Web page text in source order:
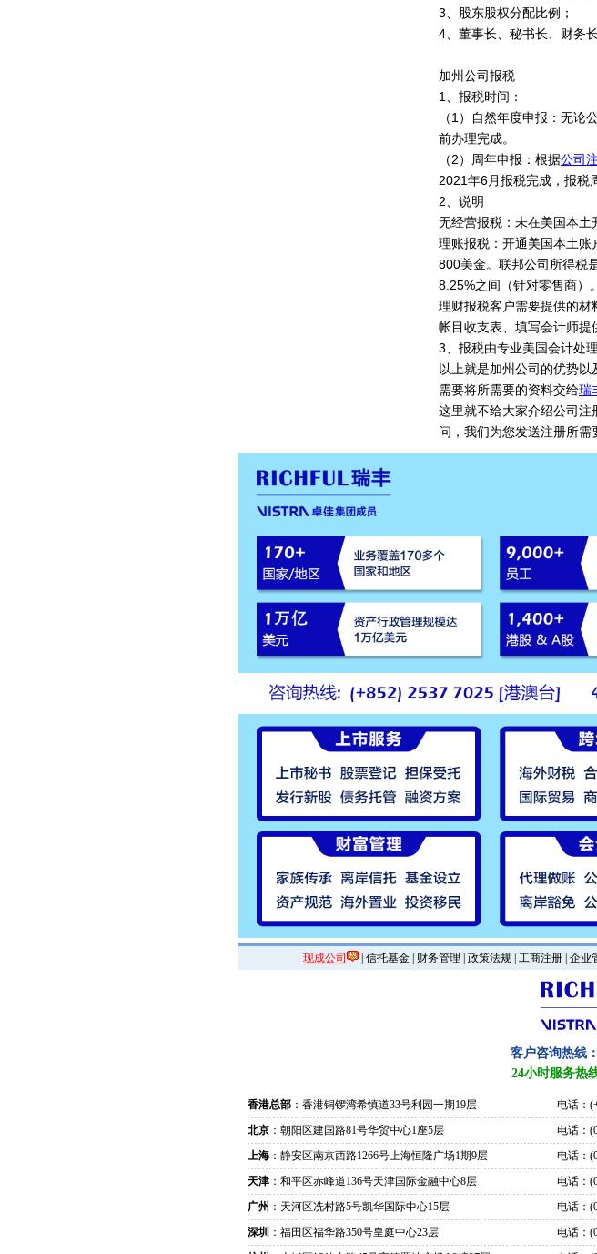
3、股东股权分配比例；
4、董事长、秘书长、财务
加州公司报税
1、报税时间：
（1）自然年度申报：无论
前办理完成。
（2）周年申报：根据公司
2021年6月报税完成，报税
2、说明
无经营报税：未在美国本土
理账报税：开通美国本土账
800美金。联邦公司所得税
8.25%之间（针对零售商）。
理财报税客户需要提供的
帐目收支表、填写会计师提
3、报税由专业美国会计处
以上就是加州公司的优势
需要将所需要的资料交给瑞
这里就不给大家介绍公司
问，我们为您发送注册所需
现成公司 | 信托基金| 财务管理 政策法规| 工商注册| 企业
客户咨询热线：
24小时服务热
香港总部 ：香港铜锣湾希慎道33号利园一期19层 电话：
北京 ：朝阳区建国路81号华贸中心1座5层 电话：
上海 ：静安区南京西路1266号上海恒隆广场1期9层 电话：
天津 ：和平区赤峰道136号天津国际金融中心8层 电话：
广州 ：天河区冼村路5号凯华国际中心15层 电话：
深圳 ：福田区福华路350号皇庭中心23层 电话：